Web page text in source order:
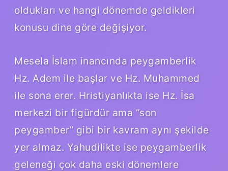
oldukları ve hangi dönemde geldikleri
konusu dine göre değişiyor.
Mesela İslam inancında peygamberlik
Hz. Adem ile başlar ve Hz. Muhammed
ile sona erer. Hristiyanlıkta ise Hz. İsa
merkezi bir figürdür ama “son
peygamber” gibi bir kavram aynı şekilde
yer almaz. Yahudilikte ise peygamberlik
geleneği çok daha eski dönemlere